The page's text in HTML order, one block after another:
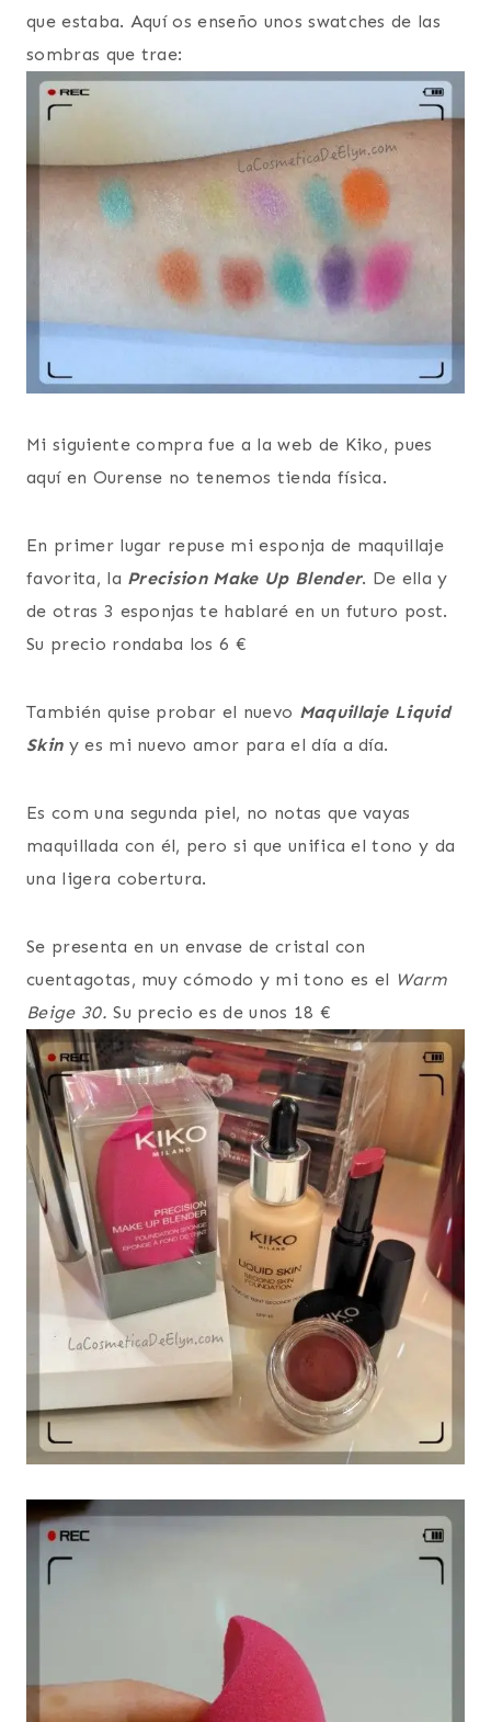
que estaba. Aquí os enseño unos swatches de las
sombras que trae:
Mi siguiente compra fue a la web de Kiko, pues
aquí en Ourense no tenemos tienda física.
En primer lugar repuse mi esponja de maquillaje
favorita, la Precision Make Up Blender. De ella y
de otras 3 esponjas te hablaré en un futuro post.
Su precio rondaba los 6 €
También quise probar el nuevo Maquillaje Liquid
Skiny es mi nuevo amor para el día a día.
Es com una segunda piel, no notas que vayas
maquillada con él, pero si que unifica el tono y da
una ligera cobertura.
Se presenta en un envase de cristal con
cuentagotas, muy cómodo y mi tono es el Warm
Beige 30.Su precio es de unos 18 €